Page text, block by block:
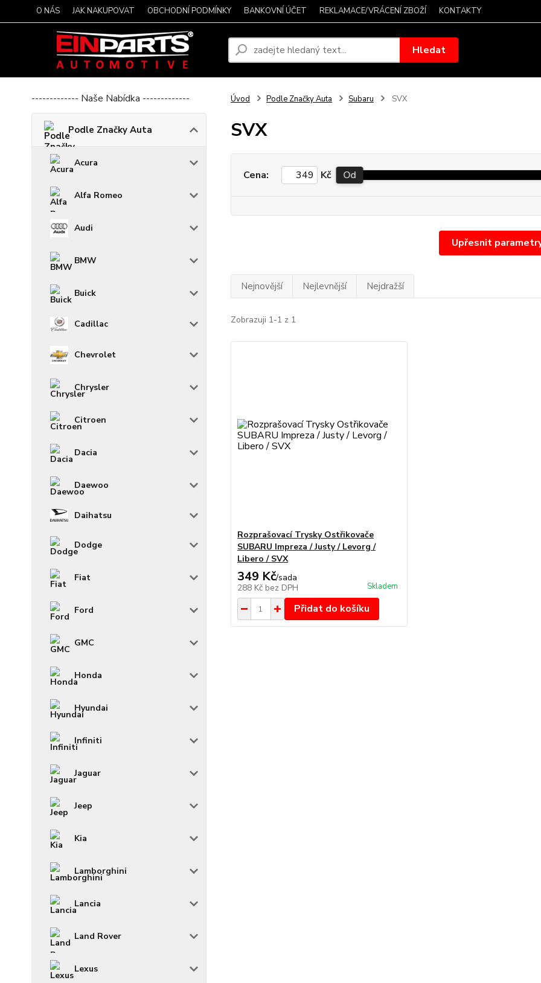
O NÁS JAK NAKUPOVAT OBCHODNÍ PODMÍNKY BANKOVNÍ ÚČET REKLAMACE/VRÁCENÍ ZBOŽÍ KONTAKTY
Hledat
------------- Naše Nabídka -------------
Podle Značky Auta
Acura
Alfa Romeo
Audi
BMW
Buick
Cadillac
Chevrolet
Chrysler
Citroen
Dacia
Daewoo
Daihatsu
Dodge
Fiat
Ford
GMC
Honda
Hyundai
Infiniti
Jaguar
Jeep
Kia
Lamborghini
Lancia
Land Rover
Lexus
Úvod Podle Značky Auta Subaru SVX
SVX
Upřesnit
Cena: Kč Od
Nejnovější Nejlevnější Nejdražší
Zobrazuji 1-1 z 1
Rozprašovací Trysky Ostřikovače
SUBARU Impreza / Justy / Levorg /
Libero / SVX
349 Kč/sada
288 Kč bez DPH Skladem
Přidat do košíku